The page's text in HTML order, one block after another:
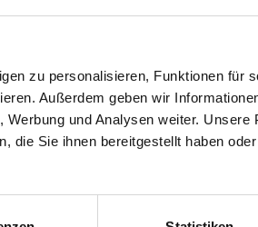
zu personalisieren, Funktionen für
Außerdem geben wir
und Analysen weiter. Unsere
die Sie ihnen bereitgestellt haben
while loadingjobninja.com(see the